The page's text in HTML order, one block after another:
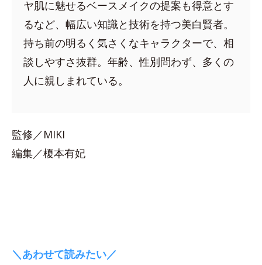
ヤ肌に魅せるベースメイクの提案も得意とす
るなど、幅広い知識と技術を持つ美白賢者。
持ち前の明るく気さくなキャラクターで、相
談しやすさ抜群。年齢、性別問わず、多くの
人に親しまれている。
監修／MIKI
編集／榎本有妃
＼あわせて読みたい／